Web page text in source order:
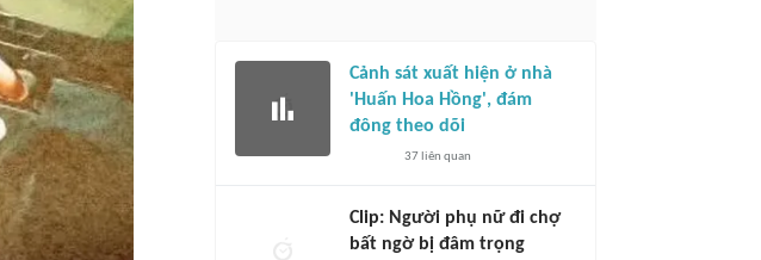
Cảnh sát xuất hiện ở nhà
'Huấn Hoa Hồng', đám
đông theo dõi
37liên quan
Clip: Người phụ nữ đi chợ
bất ngờ bị đâm trọng